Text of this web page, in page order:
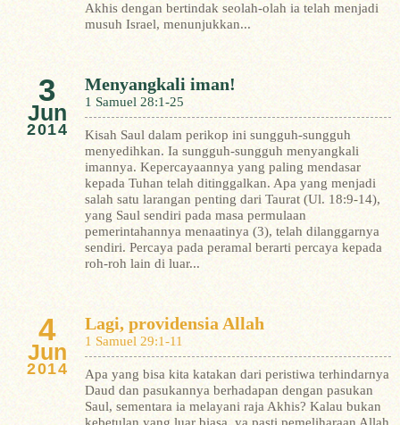
Akhis dengan bertindak seolah-olah ia telah menjadi
musuh Israel, menunjukkan...
3
Jun
2014
Menyangkali iman!
1 Samuel 28:1-25
Kisah Saul dalam perikop ini sungguh-sungguh
menyedihkan. Ia sungguh-sungguh menyangkali
imannya. Kepercayaannya yang paling mendasar
kepada Tuhan telah ditinggalkan. Apa yang menjadi
salah satu larangan penting dari Taurat (Ul. 18:9-14),
yang Saul sendiri pada masa permulaan
pemerintahannya menaatinya (3), telah dilanggarnya
sendiri. Percaya pada peramal berarti percaya kepada
roh-roh lain di luar...
4
Jun
2014
Lagi, providensia Allah
1 Samuel 29:1-11
Apa yang bisa kita katakan dari peristiwa terhindarnya
Daud dan pasukannya berhadapan dengan pasukan
Saul, sementara ia melayani raja Akhis? Kalau bukan